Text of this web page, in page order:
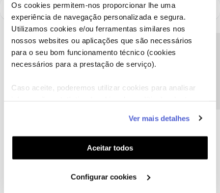
Os cookies permitem-nos proporcionar lhe uma
experiência de navegação personalizada e segura.
Utilizamos cookies e/ou ferramentas similares nos
nossos websites ou aplicações que são necessários
para o seu bom funcionamento técnico (cookies
necessários para a prestação de serviço).
Caso aceite, poderemos utilizar cookies para analisar
funcionalidades (cookies de personalização e
funcionalidade) e adaptar anúncios aos seus interesses
(cookies de publicidade personalizada). Pode gerir a
utilização dos cookies clicando em "Configurar
Ver mais detalhes
Aceitar todos
Configurar cookies